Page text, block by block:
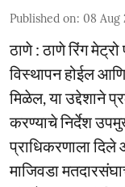
Published on: 08 Aug
ठाणे : ठाणे रिंग
विस्थापन होईल
मिळेल, या उद्देशाने
करण्याचे निर्देश
प्राधिकरणाला
माजिवडा